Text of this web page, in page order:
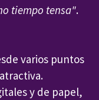
tiempo tensa".
varios puntos
y de papel,